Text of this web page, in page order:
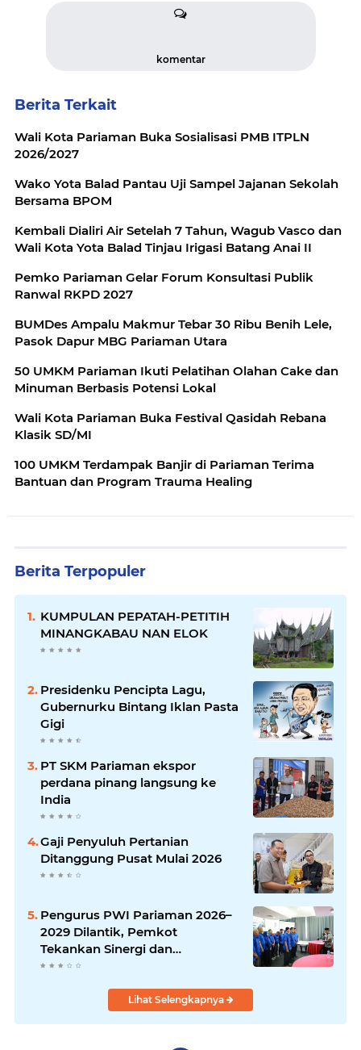
komentar
Berita Terkait
Wali Kota Pariaman Buka Sosialisasi PMB ITPLN
2026/2027
Wako Yota Balad Pantau Uji Sampel Jajanan Sekolah
Bersama BPOM
Kembali Dialiri Air Setelah 7 Tahun, Wagub Vasco dan
Wali Kota Yota Balad Tinjau Irigasi Batang Anai II
Pemko Pariaman Gelar Forum Konsultasi Publik
Ranwal RKPD 2027
BUMDes Ampalu Makmur Tebar 30 Ribu Benih Lele,
Pasok Dapur MBG Pariaman Utara
50 UMKM Pariaman Ikuti Pelatihan Olahan Cake dan
Minuman Berbasis Potensi Lokal
Wali Kota Pariaman Buka Festival Qasidah Rebana
Klasik SD/MI
100 UMKM Terdampak Banjir di Pariaman Terima
Bantuan dan Program Trauma Healing
Berita Terpopuler
KUMPULAN PEPATAH-PETITIH
MINANGKABAU NAN ELOK
Presidenku Pencipta Lagu,
Gubernurku Bintang Iklan Pasta
Gigi
PT SKM Pariaman ekspor
perdana pinang langsung ke
India
Gaji Penyuluh Pertanian
Ditanggung Pusat Mulai 2026
Pengurus PWI Pariaman 2026–
2029 Dilantik, Pemkot
Tekankan Sinergi dan
Profesionalisme Pers
Lihat Selengkapnya